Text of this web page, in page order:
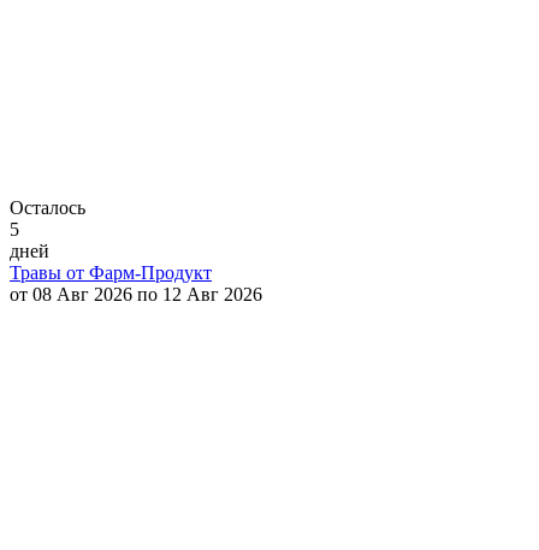
Осталось
5
дней
Травы от Фарм-Продукт
от 08 Авг 2026 по 12 Авг 2026